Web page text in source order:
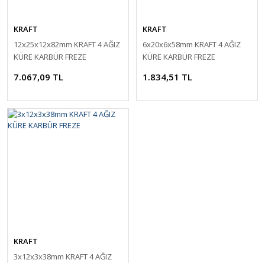
KRAFT
12x25x12x82mm KRAFT 4 AĞIZ
KÜRE KARBÜR FREZE
7.067,09 TL
KRAFT
6x20x6x58mm KRAFT 4 AĞIZ
KÜRE KARBÜR FREZE
1.834,51 TL
KRAFT
3x12x3x38mm KRAFT 4 AĞIZ